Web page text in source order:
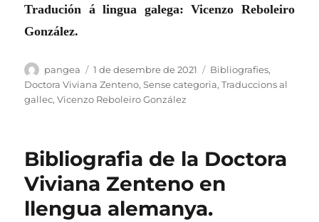
Tradución á lingua galega: Vicenzo Reboleiro
González.
Autor
pangea
Publicat
el
1 de desembre de 2021 Categories
Bibliografies,
Doctora Viviana Zenteno,Sense categoria,Traduccions al
gallec,Vicenzo Reboleiro González
Bibliografia de la Doctora
Viviana Zenteno en
llengua alemanya.